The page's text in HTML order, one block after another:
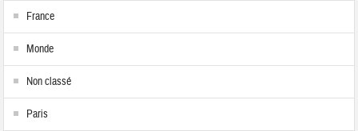
France
Monde
Non classé
Paris